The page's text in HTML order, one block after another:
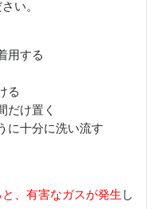
い。
用する
る
だけ置く
に十分に洗い流す
、有害なガスが発生 し